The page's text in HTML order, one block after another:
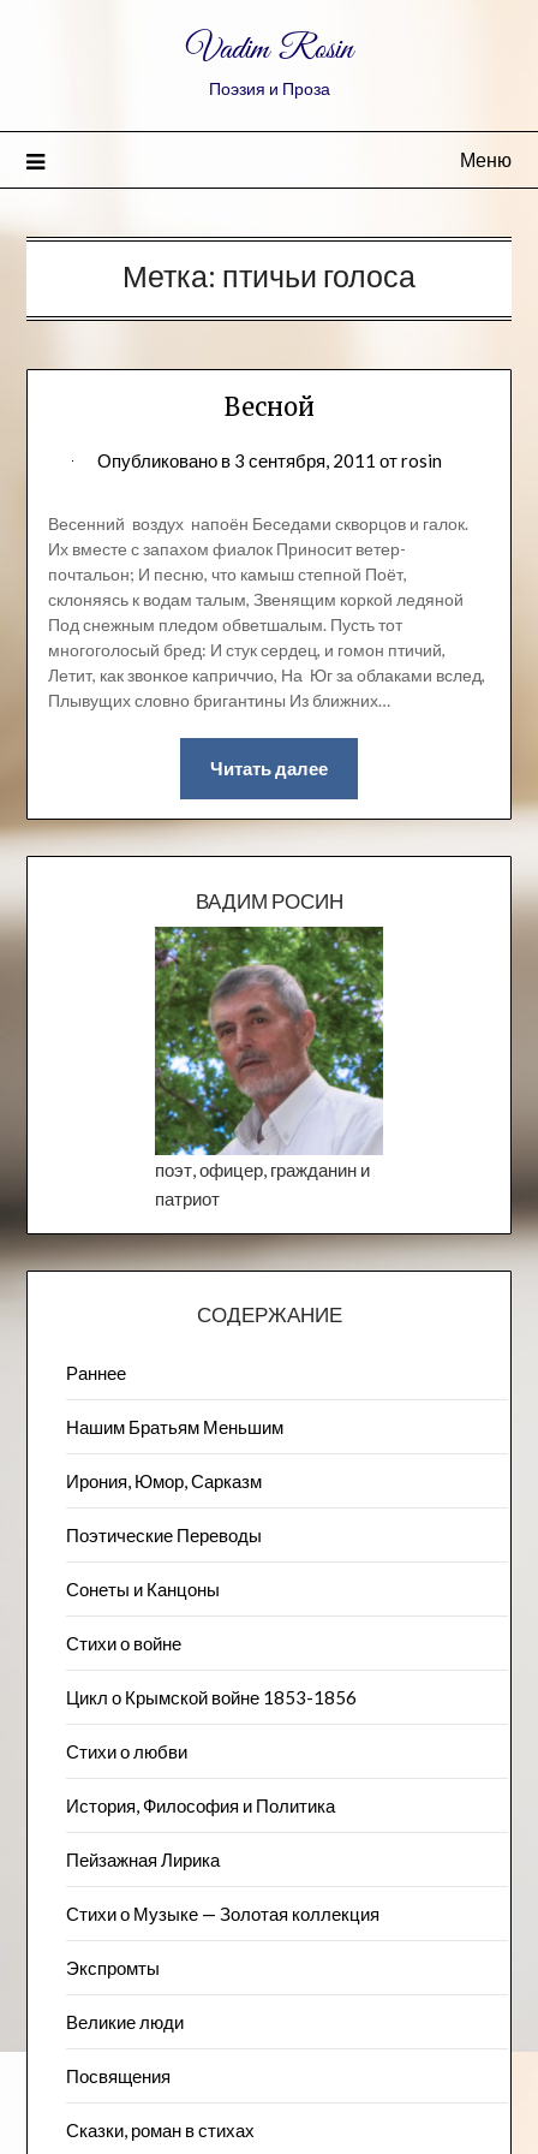
Vadim Rosin
Поэзия и Проза
Меню
Метка: птичьи голоса
Весной
Опубликовано в 3 сентября, 2011 отrosin
Весенний воздух напоён Беседами скворцов и галок.
Их вместе с запахом фиалок Приносит ветер-
почтальон; И песню, что камыш степной Поёт,
склоняясь к водам талым, Звенящим коркой ледяной
Под снежным пледом обветшалым. Пусть тот
многоголосый бред: И стук сердец, и гомон птичий,
Летит, как звонкое каприччио, На Юг за облаками вслед,
Плывущих словно бригантины Из ближних…
Читать далее
ВАДИМ РОСИН
поэт, офицер, гражданин и
патриот
СОДЕРЖАНИЕ
Раннее
Нашим Братьям Меньшим
Ирония, Юмор, Сарказм
Поэтические Переводы
Сонеты и Канцоны
Стихи о войне
Цикл о Крымской войне 1853-1856
Стихи о любви
История, Философия и Политика
Пейзажна​я Лирика
Стихи о Музыке — Золотая коллекция
Экспромты
Великие люди
Посвящения
Сказки, роман в стихах